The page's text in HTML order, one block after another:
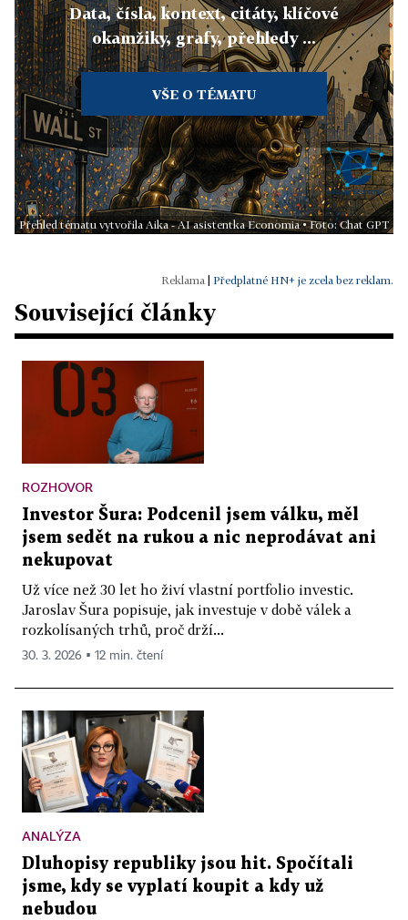
Data, čísla, kontext, citáty, klíčové
okamžiky, grafy, přehledy ...
VŠE O TÉMATU
Přehled tématu vytvořila Aika - AI asistentka Economia • Foto: Chat GPT
Předplatné HN+ je zcela bez reklam.
Související články
ROZHOVOR
Investor Šura: Podcenil jsem válku, měl
jsem sedět na rukou a nic neprodávat ani
nekupovat
Už více než 30 let ho živí vlastní portfolio investic.
Jaroslav Šura popisuje, jak investuje v době válek a
rozkolísaných trhů, proč drží...
30. 3. 2026 ▪ 12 min. čtení
ANALÝZA
Dluhopisy republiky jsou hit. Spočítali
jsme, kdy se vyplatí koupit a kdy už
nebudou